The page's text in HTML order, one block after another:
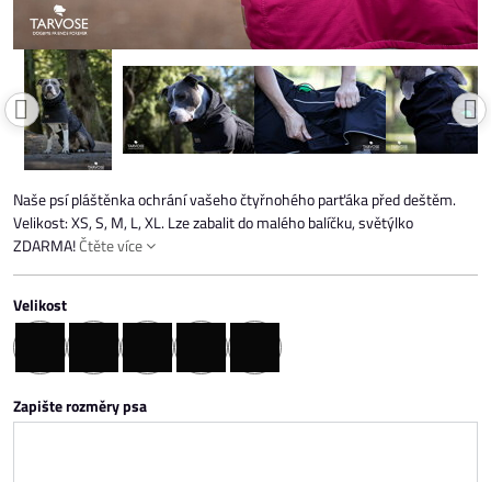
Naše psí pláštěnka ochrání vašeho čtyřnohého parťáka před deštěm.
Velikost: XS, S, M, L, XL. Lze zabalit do malého balíčku, světýlko
ZDARMA!Čtěte více
Velikost
objednávkuobjednávkuobjednávkuobjednávkuobjednávku
Zapište rozměry psa